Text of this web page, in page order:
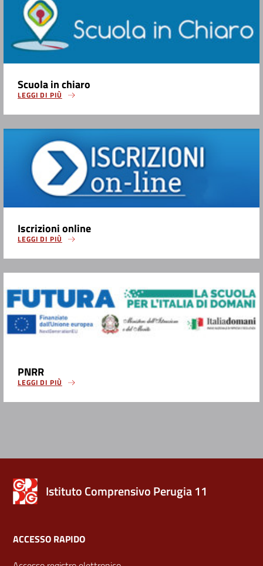
Scuola in chiaro
LEGGI DI PIÙ
Iscrizioni online
LEGGI DI PIÙ
PNRR
LEGGI DI PIÙ
Istituto Comprensivo Perugia 11
ACCESSO RAPIDO